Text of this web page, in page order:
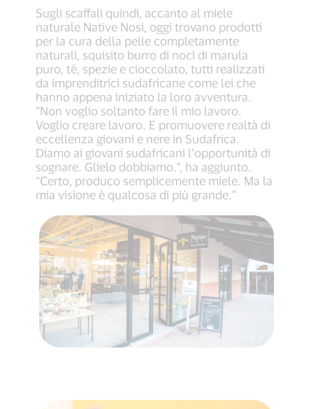
Sugli scaffali quindi, accanto al miele
naturale Native Nosi, oggi trovano prodotti
per la cura della pelle completamente
naturali, squisito burro di noci di marula
puro, tè, spezie e cioccolato, tutti realizzati
da imprenditrici sudafricane come lei che
hanno appena iniziato la loro avventura.
“Non voglio soltanto fare il mio lavoro.
Voglio creare lavoro. E promuovere realtà di
eccellenza giovani e nere in Sudafrica.
Diamo ai giovani sudafricani l’opportunità di
sognare. Glielo dobbiamo.”, ha aggiunto.
“Certo, produco semplicemente miele. Ma la
mia visione è qualcosa di più grande.”